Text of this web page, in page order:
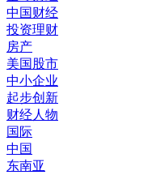
中国财经
投资理财
房产
美国股市
中小企业
起步创新
财经人物
国际
中国
东南亚